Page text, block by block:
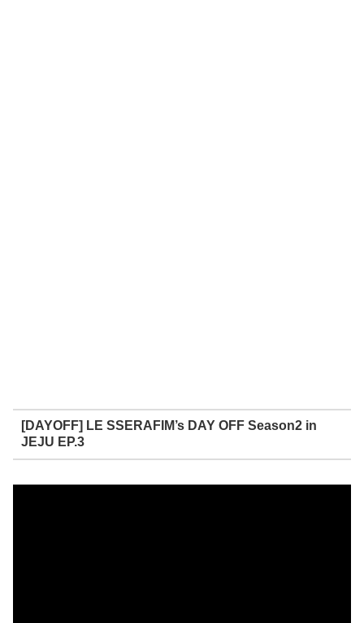
[DAYOFF] LE SSERAFIM’s DAY OFF Season2 in
JEJU EP.3